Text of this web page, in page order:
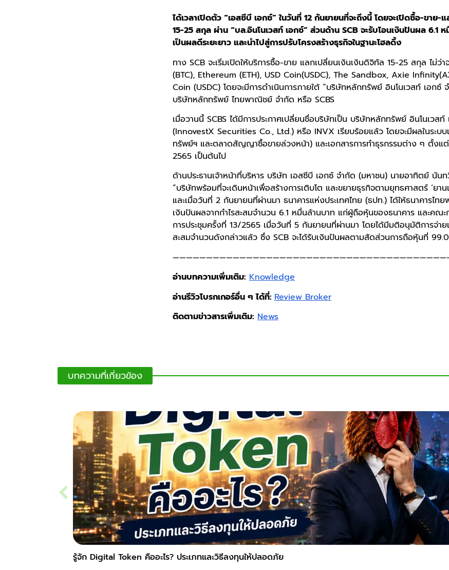
ได้เวลาเปิดตัว “เอสซีบี เอกซ์” ในวันที่ 12 กันยายนที่จะถึงนี้ โดยจะเปิดซื้อ-ขาย-
15-25 สกุล ผ่าน “บล.อินโนเวสท์ เอกซ์” ส่วนด้าน SCB จะรับโอนเงินปันผล 6.1
เป็นผลดีระยะยาว และนำไปสู่การปรับโครงสร้างธุรกิจในฐานะโฮลดิ้ง
ทาง SCB จะเริ่มเปิดให้บริการซื้อ-ขาย แลกเปลี่ยนเงินเงินดิจิทัล 15-25 สกุล ไม่ว่า
(BTC), Ethereum (ETH), USD Coin(USDC), The Sandbox, Axie
Coin (USDC) โดยจะมีการดำเนินการภายใต้ “บริษัทหลักทรัพย์ อินโนเวสท์ เอกซ์
บริษัทหลักทรัพย์ ไทยพาณิชย์ จำกัด หรือ SCBS
เมื่อวานนี้ SCBS ได้มีการประกาศเปลี่ยนชื่อบริษัทเป็น บริษัทหลักทรัพย์ อินโนเวสท์
(InnovestX Securities Co., Ltd.) หรือ INVX เรียบร้อยแล้ว โดยจะมีผลในระบ
ทรัพย์ฯ และตลาดสัญญาซื้อขายล่วงหน้า) และเอกสารการทำธุรกรรมต่าง ๆ ตั้งแ
2565 เป็นต้นไป
ด้านประธานเจ้าหน้าที่บริหาร บริษัท เอสซีบี เอกซ์ จำกัด (มหาชน) นายอาทิตย์ นัน
“บริษัทพร้อมที่จะเดินหน้าเพื่อสร้างการเติบโต และขยายธุรกิจตามยุทธศาสตร์ ‘ยา
และเมื่อวันที่ 2 กันยายนที่ผ่านมา ธนาคารแห่งประเทศไทย (ธปท.) ได้ให้ธนาคารไท
เงินปันผลจากกำไรสะสมจำนวน 6.1 หมื่นล้านบาท แก่ผู้ถือหุ้นของธนาคาร และคณะ
การประชุมครั้งที่ 13/2565 เมื่อวันที่ 5 กันยายนที่ผ่านมา โดยได้มีมติอนุมัติการจ่าย
สะสมจำนวนดังกล่าวแล้ว ซึ่ง SCB จะได้รับเงินปันผลตามสัดส่วนการถือหุ้นที่
อ่านบทความเพิ่มเติม: Knowledge
อ่านรีวิวโบรกเกอร์อื่น ๆ ได้ที่: Review Broker
ติดตามข่าวสารเพิ่มเติม: News
บทความที่เกี่ยวข้อง
รู้จัก Digital Token คืออะไร? ประเภทและวิธีลงทุนให้ปลอดภัย